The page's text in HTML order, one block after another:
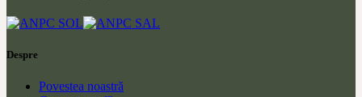
Despre
Povestea noastră